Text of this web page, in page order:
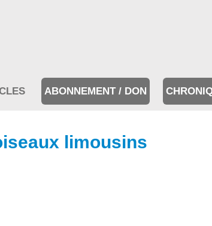
ABONNEMENT / DON
limousins